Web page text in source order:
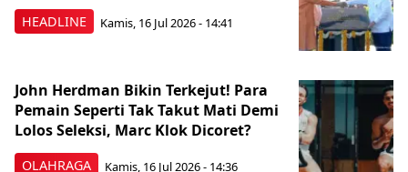
HEADLINE Kamis, 16 Jul 2026 - 14:41
OLAHRAGA
John Herdman Bikin Terkejut! Para
Pemain Seperti Tak Takut Mati Demi
Lolos Seleksi, Marc Klok Dicoret?
Kamis, 16 Jul 2026 - 14:36